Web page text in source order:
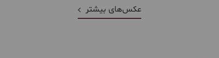
عکس‌های بیشتر